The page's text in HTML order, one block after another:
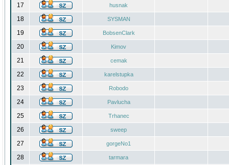
17 husnak
18 SYSMAN
19 BobsenClark
20 Kimov
21 cemak
22 karelstupka
23 Robodo
24 Pavlucha
25 Trhanec
26 sweep
27 gorgeNo1
28 tarmara